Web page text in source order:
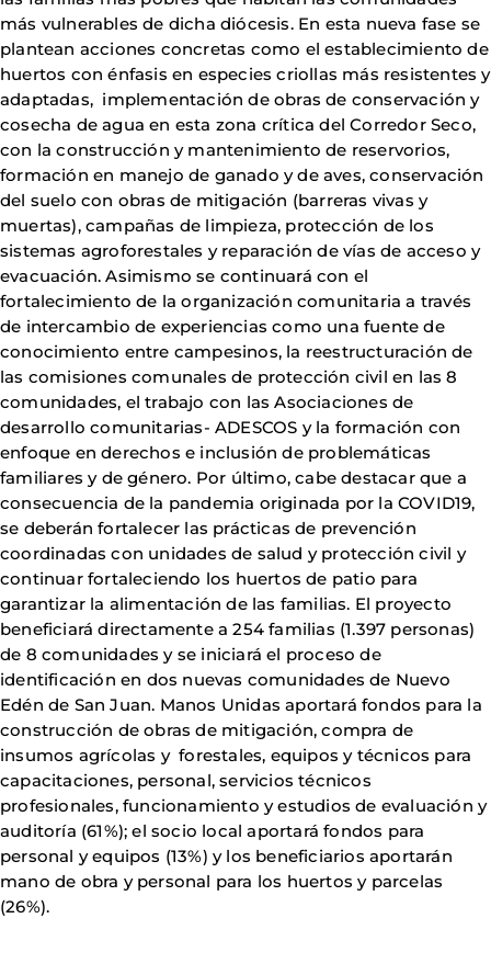
más vulnerables de dicha diócesis. En esta nueva fase se
plantean acciones concretas como el establecimiento de
huertos con énfasis en especies criollas más resistentes y
adaptadas, implementación de obras de conservación y
cosecha de agua en esta zona crítica del Corredor Seco,
con la construcción y mantenimiento de reservorios,
formación en manejo de ganado y de aves, conservación
del suelo con obras de mitigación (barreras vivas y
muertas), campañas de limpieza, protección de los
sistemas agroforestales y reparación de vías de acceso y
evacuación. Asimismo se continuará con el
fortalecimiento de la organización comunitaria a través
de intercambio de experiencias como una fuente de
conocimiento entre campesinos, la reestructuración de
las comisiones comunales de protección civil en las 8
comunidades, el trabajo con las Asociaciones de
desarrollo comunitarias- ADESCOS y la formación con
enfoque en derechos e inclusión de problemáticas
familiares y de género. Por último, cabe destacar que a
consecuencia de la pandemia originada por la COVID19,
se deberán fortalecer las prácticas de prevención
coordinadas con unidades de salud y protección civil y
continuar fortaleciendo los huertos de patio para
garantizar la alimentación de las familias. El proyecto
beneficiará directamente a 254 familias (1.397 personas)
de 8 comunidades y se iniciará el proceso de
identificación en dos nuevas comunidades de Nuevo
Edén de San Juan. Manos Unidas aportará fondos para la
construcción de obras de mitigación, compra de
insumos agrícolas y forestales, equipos y técnicos para
capacitaciones, personal, servicios técnicos
profesionales, funcionamiento y estudios de evaluación y
auditoría (61%); el socio local aportará fondos para
personal y equipos (13%) y los beneficiarios aportarán
mano de obra y personal para los huertos y parcelas
(26%).